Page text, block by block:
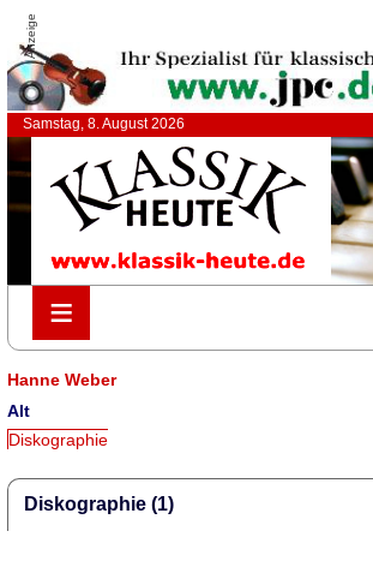
Anzeige
Samstag, 8. August 2026
≡
≡
Hanne Weber
Alt
Diskographie
Diskographie (1)